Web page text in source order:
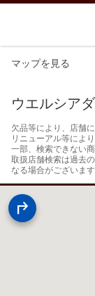
マップを見る
ウエルシア
欠品等により、店舗
リニューアル等によ
一部、検索できない
取扱店舗検索は過去
なる場合がございます